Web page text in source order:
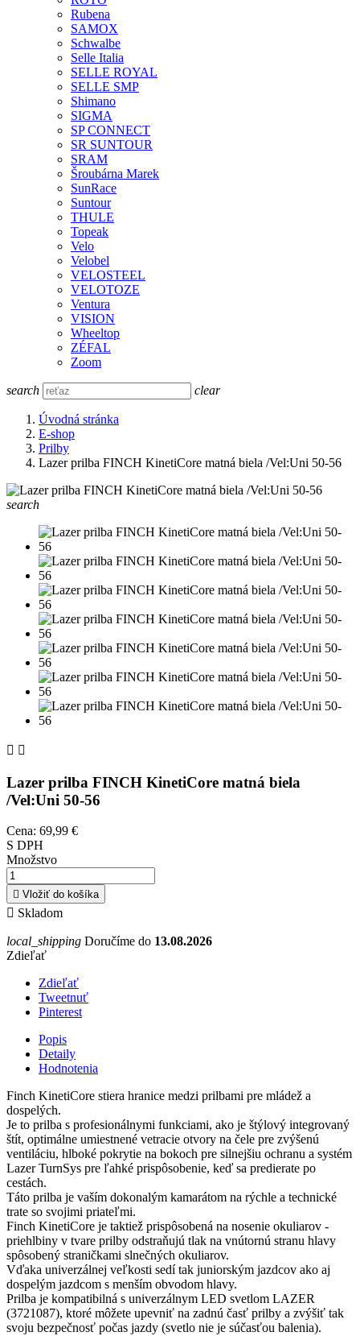
Rubena
SAMOX
Schwalbe
Selle Italia
SELLE ROYAL
SELLE SMP
Shimano
SIGMA
SP CONNECT
SR SUNTOUR
SRAM
Šroubárna Marek
SunRace
Suntour
THULE
Topeak
Velo
Velobel
VELOSTEEL
VELOTOZE
Ventura
VISION
Wheeltop
ZÉFAL
Zoom
search clear
Úvodná stránka
E-shop
Prilby
Lazer prilba FINCH KinetiCore matná biela /Vel:Uni 50-56
search
 
Lazer prilba FINCH KinetiCore matná biela
/Vel:Uni 50-56
Cena: 69,99 €
S DPH
Množstvo
 Vložiť do košíka
 Skladom
local_shipping Doručíme do 13.08.2026
Zdieľať
Zdieľať
Tweetnuť
Pinterest
Popis
Detaily
Hodnotenia
Finch KinetiCore stiera hranice medzi prilbami pre mládež a
dospelých.
Je to prilba s profesionálnymi funkciami, ako je štýlový integrovaný
štít, optimálne umiestnené vetracie otvory na čele pre zvýšenú
ventiláciu, hlboké pokrytie na bokoch pre silnejšiu ochranu a systém
Lazer TurnSys pre ľahké prispôsobenie, keď sa predierate po
cestách.
Táto prilba je vaším dokonalým kamarátom na rýchle a technické
trate so svojimi priateľmi.
Finch KinetiCore je taktiež prispôsobená na nosenie okuliarov -
priehlbiny v tvare prilby odstraňujú tlak na vnútornú stranu hlavy
spôsobený straničkami slnečných okuliarov.
Vďaka univerzálnej veľkosti sedí tak juniorským jazdcov ako aj
dospelým jazdcom s menším obvodom hlavy.
Prilba je kompatibilná s univerzálnym LED svetlom LAZER
(3721087), ktoré môžete upevniť na zadnú časť prilby a zvýšiť tak
svoju bezpečnosť počas jazdy (svetlo nie je súčasťou balenia).